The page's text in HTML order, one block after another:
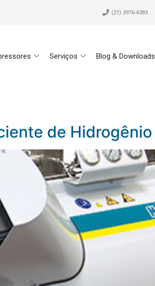
(21) 3976-4383
Serviços Blog & Downloads
de Hidrogênio